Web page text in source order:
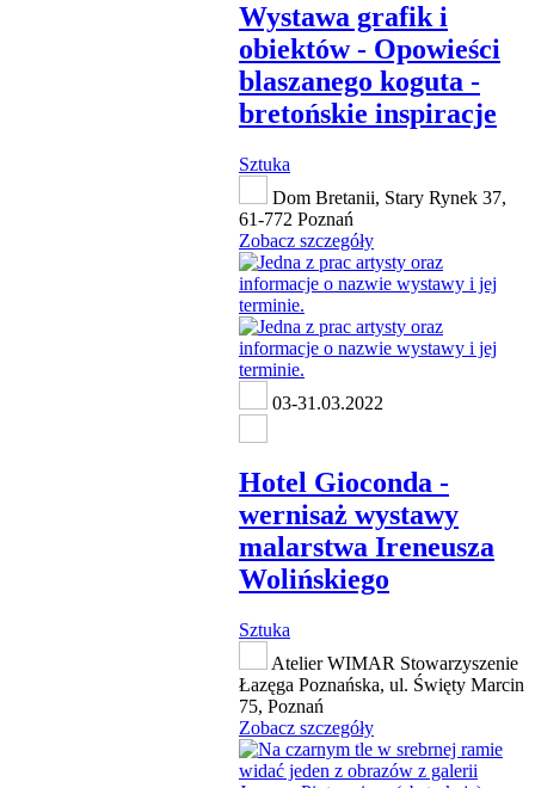
Wystawa grafik i
obiektów - Opowieści
blaszanego koguta -
bretońskie inspiracje
Sztuka
Dom Bretanii, Stary Rynek 37,
61-772 Poznań
Zobacz szczegóły
03-31.03.2022
Hotel Gioconda -
wernisaż wystawy
malarstwa Ireneusza
Wolińskiego
Sztuka
Atelier WIMAR Stowarzyszenie
Łazęga Poznańska, ul. Święty Marcin
75, Poznań
Zobacz szczegóły